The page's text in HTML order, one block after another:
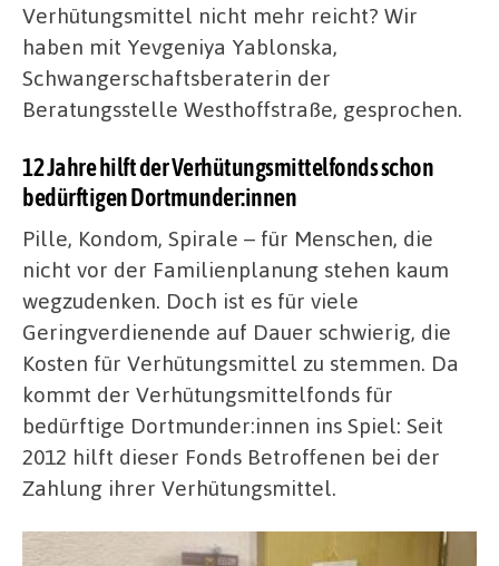
Verhütungsmittel nicht mehr reicht? Wir
haben mit Yevgeniya Yablonska,
Schwangerschaftsberaterin der
Beratungsstelle Westhoffstraße, gesprochen.
12 Jahre hilft der Verhütungsmittelfonds schon
bedürftigen Dortmunder:innen
Pille, Kondom, Spirale – für Menschen, die
nicht vor der Familienplanung stehen kaum
wegzudenken. Doch ist es für viele
Geringverdienende auf Dauer schwierig, die
Kosten für Verhütungsmittel zu stemmen. Da
kommt der Verhütungsmittelfonds für
bedürftige Dortmunder:innen ins Spiel: Seit
2012 hilft dieser Fonds Betroffenen bei der
Zahlung ihrer Verhütungsmittel.